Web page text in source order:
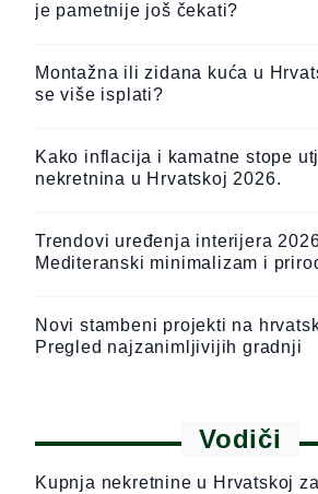
je pametnije još čekati?
Montažna ili zidana kuća u
se više isplati?
Kako inflacija i kamatne stope
nekretnina u Hrvatskoj 2026.
Trendovi uređenja interijera
Mediteranski minimalizam i
Novi stambeni projekti na
Pregled najzanimljivijih gradnji
Vodiči
Kupnja nekretnine u Hrvatskoj